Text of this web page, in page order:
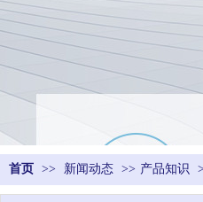
首页 >> 新闻动态 >> 产品知识